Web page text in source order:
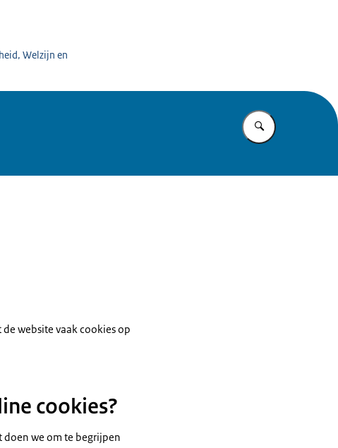
Welzijn en
Vul in wat u
website vaak cookies op
cookies?
doen we om te begrijpen